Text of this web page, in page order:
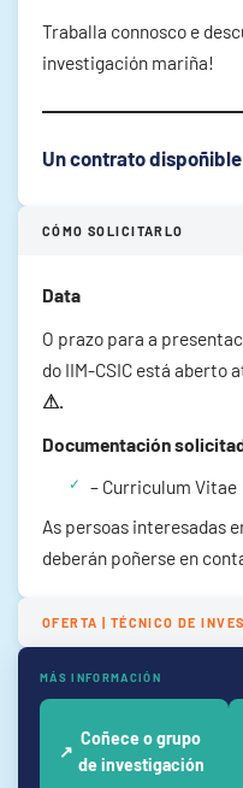
Traballa connosco e
investigación mariña!
Un contrato dispoñible
CÓMO SOLICITARLO
Data
O prazo para a
do IIM-CSIC está aberto
⚠.
Documentación
– Curriculum Vitae
As persoas interesadas
deberán poñerse en
OFERTA | TÉCNICO DE
MÁS INFORMACIÓN
↗
Coñece o grupo
de investigación